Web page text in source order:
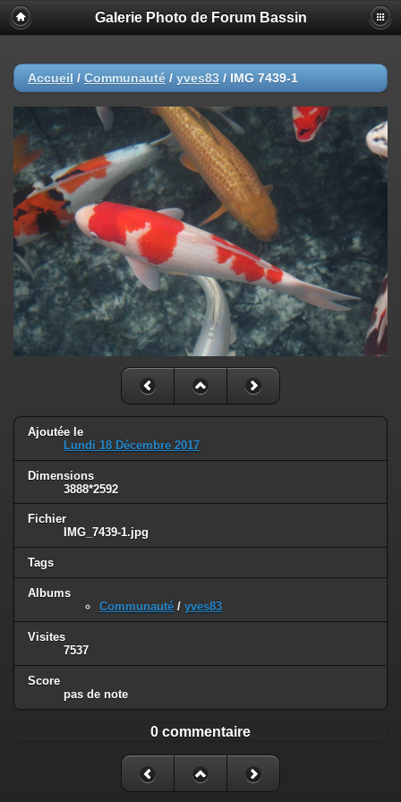
Galerie Photo de Forum Bassin
Accueil / Communauté / yves83 / IMG 7439-1
Ajoutée le
Lundi 18 Décembre 2017
Dimensions
3888*2592
Fichier
IMG_7439-1.jpg
Tags
Albums
Communauté / yves83
Visites
7537
Score
pas de note
0 commentaire